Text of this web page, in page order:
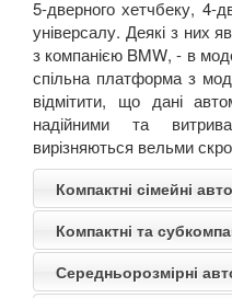
5-дверного хетчбеку, 4-
універсалу. Деякі з них
з компанією BMW, - в
спільна платформа з
відмітити, що дані
надійними та
вирізняються вельми
Компактні сімейні
Компактні та
Середньорозмірні